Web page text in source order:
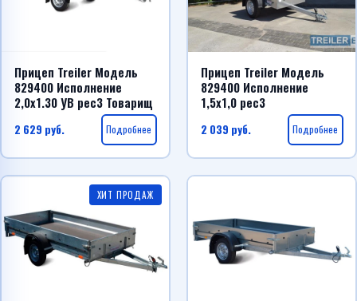
Прицеп Treiler Модель
829400 Исполнение
2,0х1.30 УВ рес3 Товарищ
2 629 руб. Подробнее
Прицеп Treiler Модель
829400 Исполнение
1,5х1,0 рес3
2 039 руб. Подробнее
ХИТ ПРОДАЖ